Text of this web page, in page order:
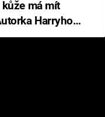
má mít
Harryho
s ráznou